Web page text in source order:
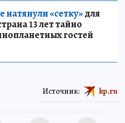
«сетку»для
13 лет тайно
гостей
Источник: kp.ru